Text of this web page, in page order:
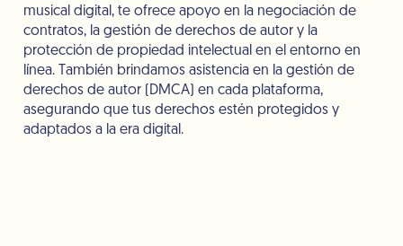
musical digital, te ofrece apoyo en la negociación de
contratos, la gestión de derechos de autor y la
protección de propiedad intelectual en el entorno en
línea. También brindamos asistencia en la gestión de
derechos de autor (DMCA) en cada plataforma,
asegurando que tus derechos estén protegidos y
adaptados a la era digital.